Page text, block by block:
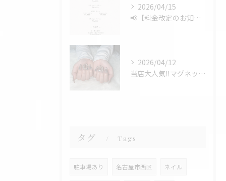
2026/04/15
📢【料金改定のお知らせ】📢
2026/04/12
当店大人気‼️マグネットフレンチ✨
タグ Tags
駐車場あり 名古屋市西区 ネイル